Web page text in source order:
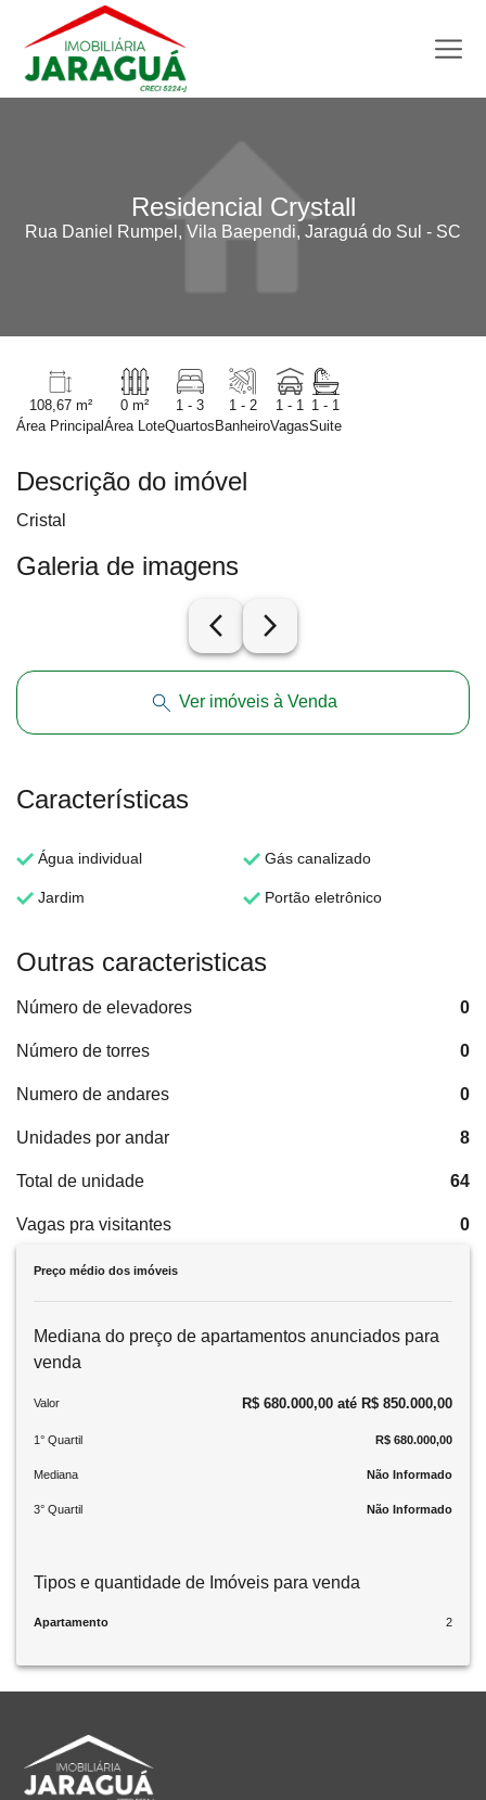
Residencial Crystall
Rua Daniel Rumpel, Vila Baependi, Jaraguá do Sul - SC
108,67 m²
Área Principal
0 m²
Área Lote
1 - 3
Quartos
1 - 2
Banheiro
1 - 1
Vagas
1 - 1
Suite
Descrição do imóvel
Cristal
Galeria de imagens
arrow_back_ios_new arrow_forward_ios
Ver imóveis à Venda
Características
Água individual Gás canalizado
Jardim Portão eletrônico
Outras caracteristicas
Número de elevadores 0
Número de torres 0
Numero de andares 0
Unidades por andar 8
Total de unidade 64
Vagas pra visitantes 0
Preço médio dos imóveis
Mediana do preço de apartamentos anunciados para
venda
Valor R$ 680.000,00 até R$ 850.000,00
1° Quartil R$ 680.000,00
Mediana Não Informado
3° Quartil Não Informado
Tipos e quantidade de Imóveis para venda
Apartamento 2